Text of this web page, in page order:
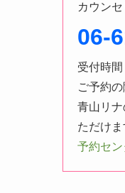
カウン
06-
受付時
ご予約
青山リ
ただけま
予約セン